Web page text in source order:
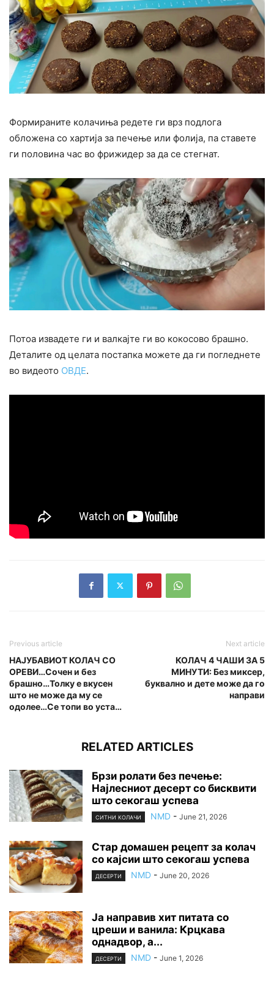
Формираните колачиња редете ги врз подлога
обложена со хартија за печење или фолија, па ставете
ги половина час во фрижидер за да се стегнат.
Потоа извадете ги и валкајте ги во кокосово брашно.
Деталите од целата постапка можете да ги погледнете
во видеото ОВДЕ.
Previous article
НАЈУБАВИОТ КОЛАЧ СО
ОРЕВИ…Сочен и без
брашно…Толку е вкусен
што не може да му се
одолее…Се топи во уста…
Next article
КОЛАЧ 4 ЧАШИ ЗА 5
МИНУТИ: Без миксер,
буквално и дете може да го
направи
RELATED ARTICLES
Брзи ролати без печење:
Најлесниот десерт со бисквити
што секогаш успева
СИТНИ КОЛАЧИ NMD - June 21, 2026
Стар домашен рецепт за колач
со кајсии што секогаш успева
ДЕСЕРТИ NMD - June 20, 2026
Ја направив хит питата со
цреши и ванила: Крцкава
однадвор, а...
ДЕСЕРТИ NMD - June 1, 2026